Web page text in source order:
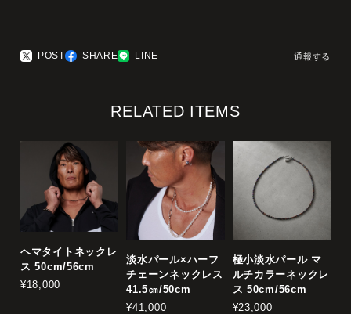
POST SHARE LINE 通報する
RELATED ITEMS
ヘマタイトネックレ
ス 50cm/56cm
¥18,000
淡水パール×ハーフ
チェーンネックレス
41.5㎝/50cm
¥41,000
極小淡水パール マ
ルチカラーネックレ
ス 50cm/56cm
¥23,000